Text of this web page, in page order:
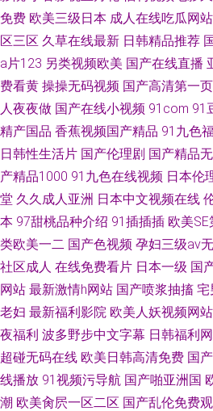
免费 欧美三级日本 成人在线吃瓜网站
区三区 久草在线最新 日韩精品推荐
a片123 另类视频欧美 国产在线直播
费看黄 操操无码视频 国产高清第一页
人夜夜做 国产在线小视频 91com 91
精产国品 香蕉视频国产精品 91九色
日韩性生活片 国产伦理剧 国产精品
产精品1000 91九色在线视频 日本伦
堂 久久成人亚洲 日本中文视频在线
本 97甜桃品种介绍 91插插插 欧美
类欧美一二 国产色视频 孕妇三级av
社区成人 在线免费看片 日本一级 国
网站 最新激情h网站 国产喷浆抽搐 宅
老妇 最新福利影院 欧美人妖视频网站
夜福利 波多野步中文字幕 日韩福利
超碰无码在线 欧美日韩高清免费 国
线播放 91视频污导航 国产啪亚洲国
潮 欧美肏屄一区二区 国产乱伦免费